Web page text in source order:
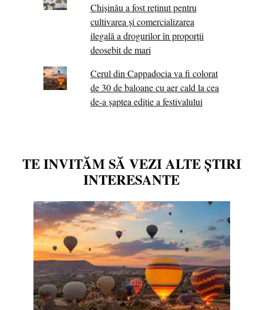
Chișinău a fost reținut pentru
cultivarea și comercializarea
ilegală a drogurilor în proporții
deosebit de mari
Cerul din Cappadocia va fi colorat
de 30 de baloane cu aer cald la cea
de-a șaptea ediție a festivalului
TE INVITĂM SĂ VEZI ALTE ȘTIRI
INTERESANTE